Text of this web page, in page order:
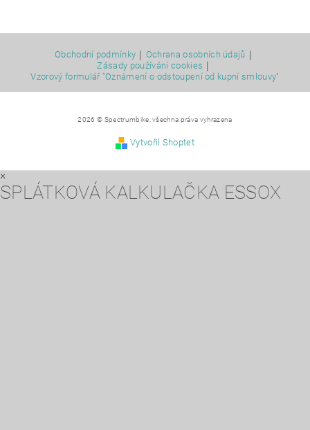
Obchodní podmínky Ochrana osobních údajů
Zásady používání cookies
Vzorový formulář "Oznámení o odstoupení od kupní smlouvy"
2026 © Spectrumbike, všechna práva vyhrazena
Vytvořil Shoptet
×
SPLÁTKOVÁ KALKULAČKA ESSOX